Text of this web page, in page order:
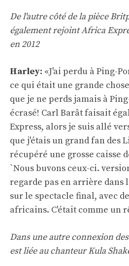
De l'autre côté de la pièce
également rejoint Africa
en 2012
Harley: «J'ai perdu à Ping-
ce qui était une grande
que je ne perds jamais à
écrasé! Carl Barât faisait
Express, alors je suis allé
que j'étais un grand fan des
récupéré une grosse caisse
`Nous buvons ceux-ci.
regarde pas en arrière dans
sur le spectacle final, avec
africains. C'était comme un
Dans une autre connexion
est liée au chanteur Kula